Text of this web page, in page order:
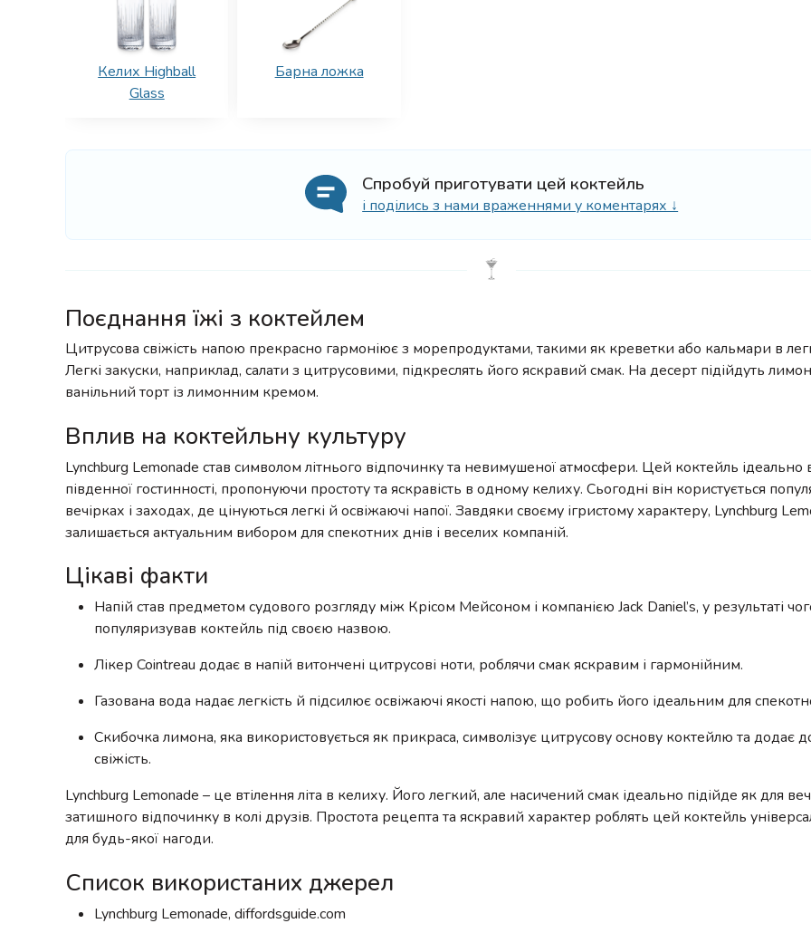
Келих Highball
Glass
Барна ложка
Спробуй приготувати цей коктейль
і поділись з нами враженнями у коментарях ↓
Поєднання їжі з коктейлем
Цитрусова свіжість напою прекрасно гармоніює з морепродуктами, такими як креветки або кальмари в
Легкі закуски, наприклад, салати з цитрусовими, підкреслять його яскравий смак. На десерт підійдуть
ванільний торт із лимонним кремом.
Вплив на коктейльну культуру
Lynchburg Lemonade став символом літнього відпочинку та невимушеної атмосфери. Цей коктейль ідеально
південної гостинності, пропонуючи простоту та яскравість в одному келиху. Сьогодні він користується
вечірках і заходах, де цінуються легкі й освіжаючі напої. Завдяки своєму ігристому характеру, Lynchburg
залишається актуальним вибором для спекотних днів і веселих компаній.
Цікаві факти
Напій став предметом судового розгляду між Крісом Мейсоном і компанією Jack Daniel’s, у результаті
популяризував коктейль під своєю назвою.
Лікер Cointreau додає в напій витончені цитрусові ноти, роблячи смак яскравим і гармонійним.
Газована вода надає легкість й підсилює освіжаючі якості напою, що робить його ідеальним для
Скибочка лимона, яка використовується як прикраса, символізує цитрусову основу коктейлю та додає
свіжість.
Lynchburg Lemonade – це втілення літа в келиху. Його легкий, але насичений смак ідеально підійде як для
затишного відпочинку в колі друзів. Простота рецепта та яскравий характер роблять цей коктейль
для будь-якої нагоди.
Список використаних джерел
Lynchburg Lemonade, diffordsguide.com